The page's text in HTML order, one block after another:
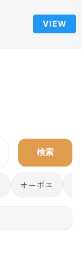
VIEW
検索
オーボエ